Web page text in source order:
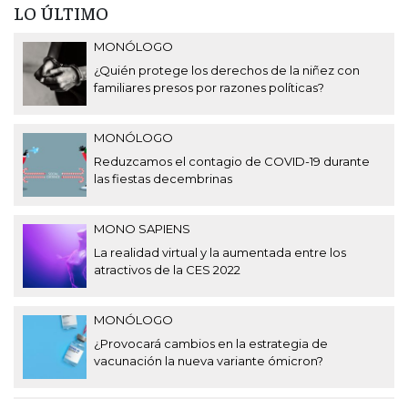
LO ÚLTIMO
MONÓLOGO
¿Quién protege los derechos de la niñez con
familiares presos por razones políticas?
MONÓLOGO
Reduzcamos el contagio de COVID-19 durante
las fiestas decembrinas
MONO SAPIENS
La realidad virtual y la aumentada entre los
atractivos de la CES 2022
MONÓLOGO
¿Provocará cambios en la estrategia de
vacunación la nueva variante ómicron?